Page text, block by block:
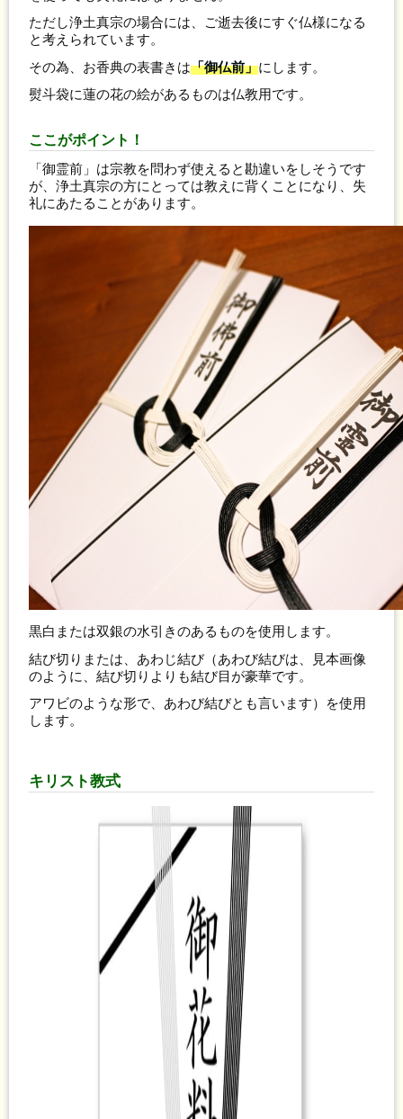
ただし浄土真宗の場合には、ご逝去後にすぐ仏様になる
と考えられています。
その為、お香典の表書きは「御仏前」にします。
熨斗袋に蓮の花の絵があるものは仏教用です。
ここがポイント！
「御霊前」は宗教を問わず使えると勘違いをしそうです
が、浄土真宗の方にとっては教えに背くことになり、失
礼にあたることがあります。
黒白または双銀の水引きのあるものを使用します。
結び切りまたは、あわじ結び（あわび結びは、見本画像
のように、結び切りよりも結び目が豪華です。
アワビのような形で、あわび結びとも言います）を使用
します。
キリスト教式